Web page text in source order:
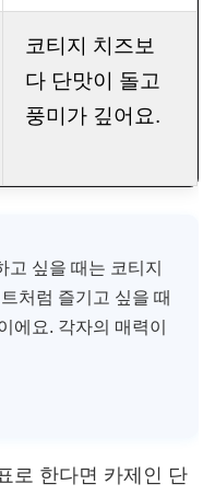
코티지 치즈보
다 단맛이 돌고
풍미가 깊어요.
고 싶을 때는 코티지
처럼 즐기고 싶을 때
에요. 각자의 매력이
로 한다면 카제인 단